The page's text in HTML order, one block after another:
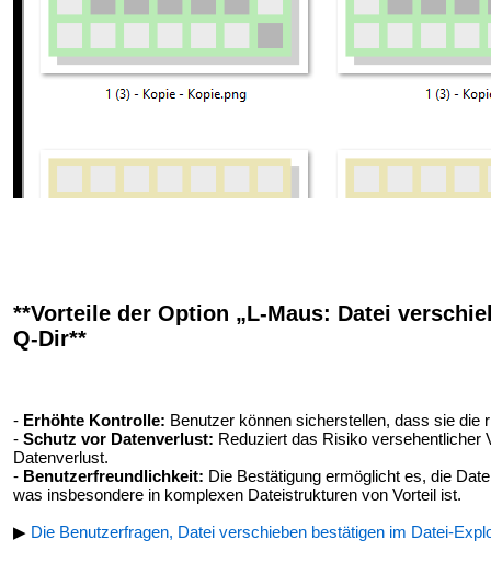
**Vorteile der Option „L-Maus: Datei
Q-Dir**
- Erhöhte Kontrolle: Benutzer können sicherstellen, dass sie die
- Schutz vor Datenverlust: Reduziert das Risiko versehentlicher
Datenverlust.
- Benutzerfreundlichkeit: Die Bestätigung ermöglicht es, die
was insbesondere in komplexen Dateistrukturen von Vorteil ist.
▶ Die Benutzerfragen, Datei verschieben bestätigen im Datei-